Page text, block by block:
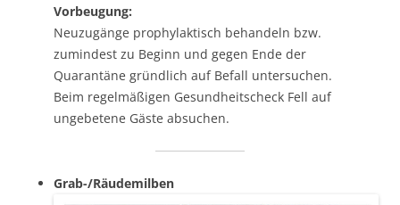
Vorbeugung:
Neuzugänge prophylaktisch behandeln bzw.
zumindest zu Beginn und gegen Ende der
Quarantäne gründlich auf Befall untersuchen.
Beim regelmäßigen Gesundheitscheck Fell auf
ungebetene Gäste absuchen.
Grab-/Räudemilben